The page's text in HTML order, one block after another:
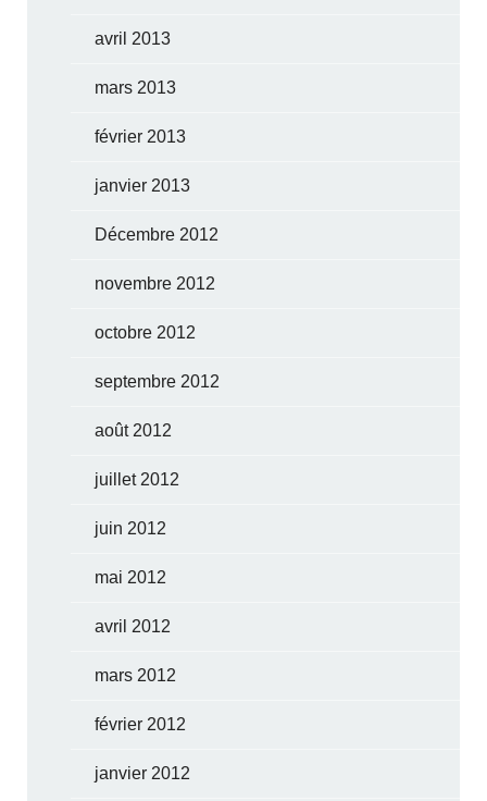
avril 2013
mars 2013
février 2013
janvier 2013
Décembre 2012
novembre 2012
octobre 2012
septembre 2012
août 2012
juillet 2012
juin 2012
mai 2012
avril 2012
mars 2012
février 2012
janvier 2012